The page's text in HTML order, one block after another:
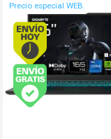
Precio especial WEB.
Envío
Envío